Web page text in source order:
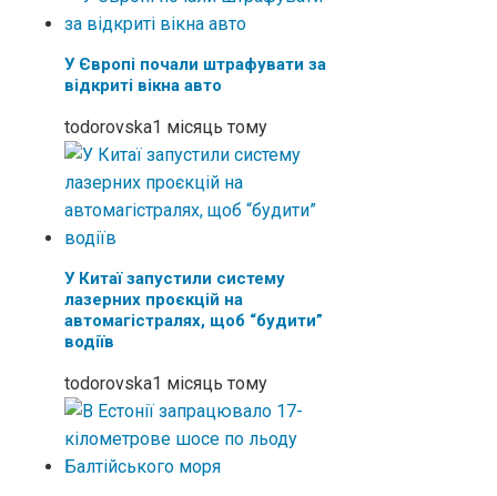
У Європі почали штрафувати за
відкриті вікна авто
todorovska1 місяць тому
У Китаї запустили систему
лазерних проєкцій на
автомагістралях, щоб “будити”
водіїв
todorovska1 місяць тому